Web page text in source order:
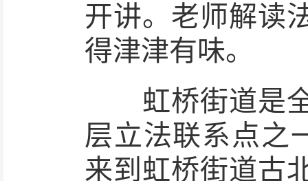
开讲。老师解读
得津津有味。
虹桥街道是全
层立法联系点之
来到虹桥街道古